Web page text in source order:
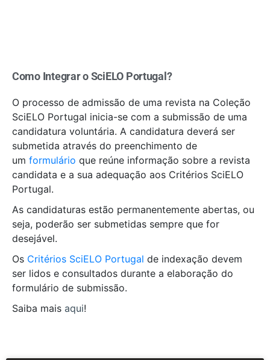
Como Integrar o SciELO Portugal?
O processo de admissão de uma revista na Coleção
SciELO Portugal inicia-se com a submissão de uma
candidatura voluntária. A candidatura deverá ser
submetida através do preenchimento de
um formulário que reúne informação sobre a revista
candidata e a sua adequação aos Critérios SciELO
Portugal.
As candidaturas estão permanentemente abertas, ou
seja, poderão ser submetidas sempre que for
desejável.
Os Critérios SciELO Portugal de indexação devem
ser lidos e consultados durante a elaboração do
formulário de submissão.
Saiba mais aqui!